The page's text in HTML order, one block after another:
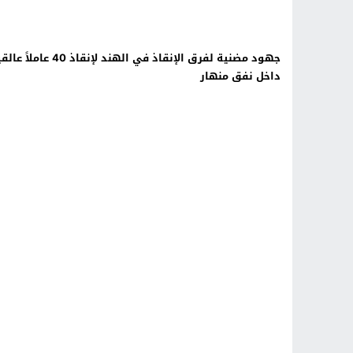
جهود مضنية لفرق الإنقاذ في الهند لإنقاذ
داخل نفق منهار